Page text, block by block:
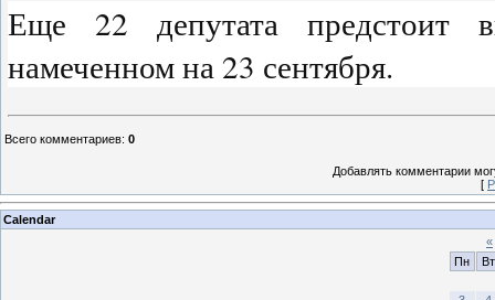
Еще 22 депутата предстоит
намеченном на 23 сентября.
Всего комментариев: 0
Добавлять комментарии
[
Calendar
«
Пн
Вт